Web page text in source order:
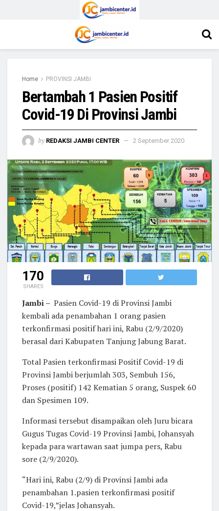
Home PROVINSI JAMBI
Bertambah 1 Pasien Positif
Covid-19 Di Provinsi Jambi
by REDAKSI JAMBI CENTER 2 September 2020
170
SHARES
Jambi – Pasien Covid-19 di Provinsi Jambi
kembali ada penambahan 1 orang pasien
terkonfirmasi positif hari ini, Rabu (2/9/2020)
berasal dari Kabupaten Tanjung Jabung Barat.
Total Pasien terkonfirmasi Positif Covid-19 di
Provinsi Jambi berjumlah 303, Sembuh 156,
Proses (positif) 142 Kematian 5 orang, Suspek 60
dan Spesimen 109.
Informasi tersebut disampaikan oleh Juru bicara
Gugus Tugas Covid-19 Provinsi Jambi, Johansyah
kepada para wartawan saat jumpa pers, Rabu
sore (2/9/2020).
“Hari ini, Rabu (2/9) di Provinsi Jambi ada
penambahan 1.pasien terkonfirmasi positif
Covid-19,”jelas Johansyah.